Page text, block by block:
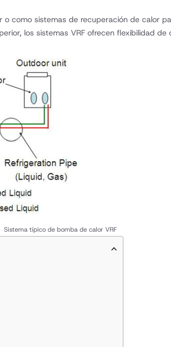
como sistemas de recuperación de calor
los sistemas VRF ofrecen flexibilidad
Sistema típico de bomba de calor VRF